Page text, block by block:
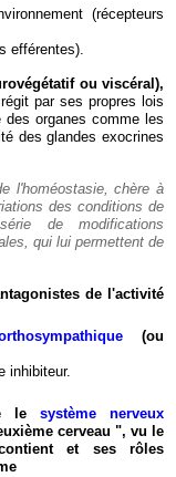
(récepteurs
efférentes).
ou viscéral),
par ses propres lois
organes comme les
des glandes exocrines
l'homéostasie, chère à
des conditions de
de modifications
qui lui permettent de
de l'activité
(ou
inhibiteur.
le système nerveux
cerveau ", vu le
et ses rôles